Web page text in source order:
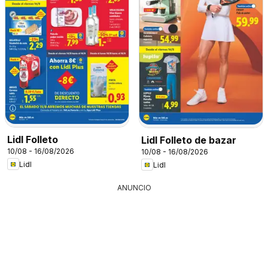
Lidl Folleto
10/08 - 16/08/2026
Lidl
Lidl Folleto de bazar
10/08 - 16/08/2026
Lidl
ANUNCIO